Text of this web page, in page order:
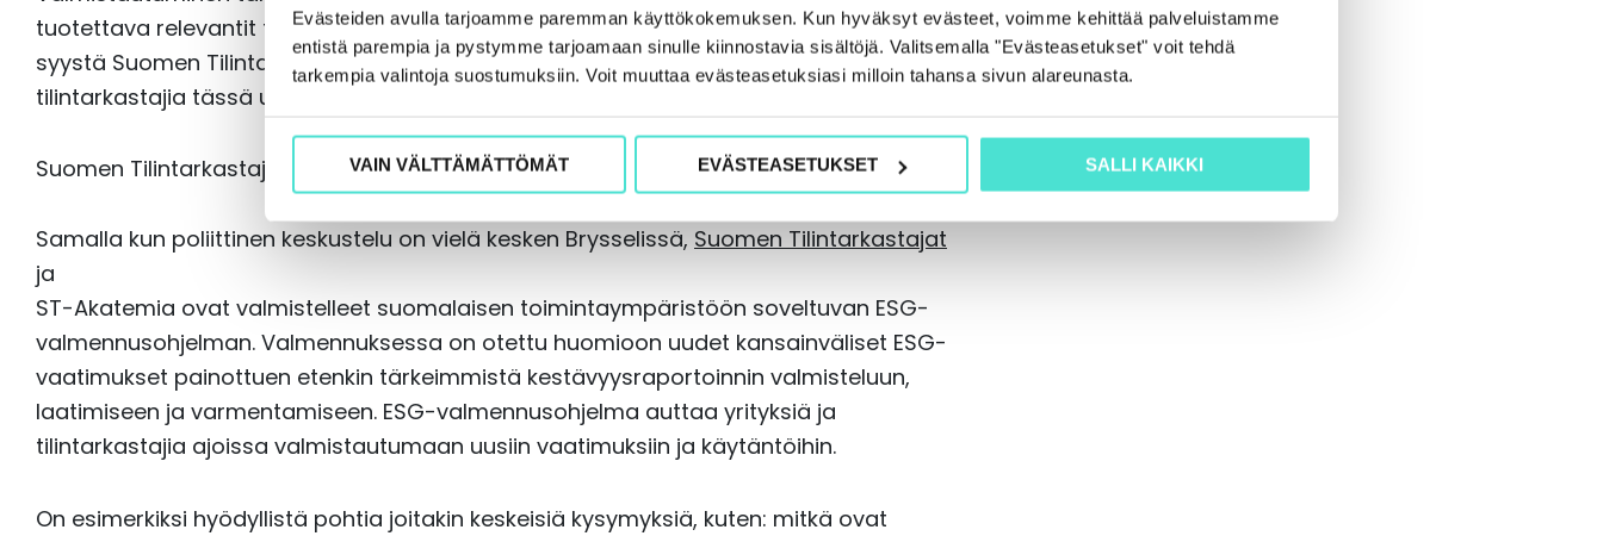
Evästeiden avulla tarjoamme paremman käyttökokemuksen. Kun hyväksyt evästeet, voimme kehittää palveluistamme
entistä parempia ja pystymme tarjoamaan sinulle kiinnostavia sisältöjä. Valitsemalla "Evästeasetukset" voit tehdä
tarkempia valintoja suostumuksiin. Voit muuttaa evästeasetuksiasi milloin tahansa sivun alareunasta.
VAIN VÄLTTÄMÄTTÖMÄT EVÄSTEASETUKSET SALLI KAIKKI
tuotettava relevantit tiedot, mikä voi olla pitkä prosessi monissa yrityksissä. Tästä
syystä Suomen Tilintarkastajat on mukana valmentamassa sekä yrityksiä että
tilintarkastajia tässä uudessa ja tärkeässä asiassa.
Suomen Tilintarkastajien ESG-valmennusohjelma vuonna 2022
Samalla kun poliittinen keskustelu on vielä kesken Brysselissä, Suomen Tilintarkastajat
ja
ST-Akatemia ovat valmistelleet suomalaisen toimintaympäristöön soveltuvan ESG-
valmennusohjelman. Valmennuksessa on otettu huomioon uudet kansainväliset ESG-
vaatimukset painottuen etenkin tärkeimmistä kestävyysraportoinnin valmisteluun,
laatimiseen ja varmentamiseen. ESG-valmennusohjelma auttaa yrityksiä ja
tilintarkastajia ajoissa valmistautumaan uusiin vaatimuksiin ja käytäntöihin.
On esimerkiksi hyödyllistä pohtia joitakin keskeisiä kysymyksiä, kuten: mitkä ovat